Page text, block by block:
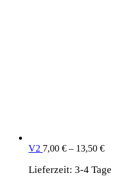
V2 7,00 € – 13,50 €
Lieferzeit: 3-4 Tage